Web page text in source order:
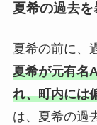
夏希の過去
夏希の前に、
夏希が元有名
れ、町内には
は、夏希の過